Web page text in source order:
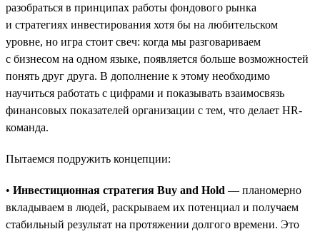
разобраться в принципах работы фондового рынка
и стратегиях инвестирования хотя бы на любительском
уровне, но игра стоит свеч: когда мы разговариваем
с бизнесом на одном языке, появляется больше возможностей
понять друг друга. В дополнение к этому необходимо
научиться работать с цифрами и показывать взаимосвязь
финансовых показателей организации с тем, что делает HR-
команда.
Пытаемся подружить концепции:
• Инвестиционная стратегия Buy and Hold — планомерно
вкладываем в людей, раскрываем их потенциал и получаем
стабильный результат на протяжении долгого времени. Это